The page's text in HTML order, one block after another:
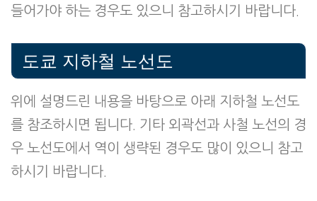
들어가야 하는 경우도 있으니 참고하시기 바랍니다.
도쿄 지하철 노선도
위에 설명드린 내용을 바탕으로 아래 지하철 노선도
를 참조하시면 됩니다. 기타 외곽선과 사철 노선의 경
우 노선도에서 역이 생략된 경우도 많이 있으니 참고
하시기 바랍니다.